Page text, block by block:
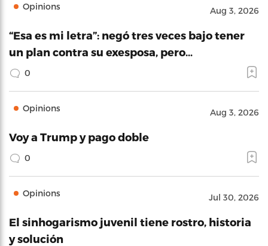
Opinions Aug 3, 2026
“Esa es mi letra”: negó tres veces bajo tener
un plan contra su exesposa, pero…
0
Opinions Aug 3, 2026
Voy a Trump y pago doble
0
Opinions Jul 30, 2026
El sinhogarismo juvenil tiene rostro, historia
y solución